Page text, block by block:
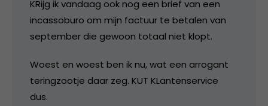
KRijg ik vandaag ook nog een brief van een
incassoburo om mijn factuur te betalen van
september die gewoon totaal niet klopt.
Woest en woest ben ik nu, wat een arrogant
teringzootje daar zeg. KUT KLantenservice
dus.